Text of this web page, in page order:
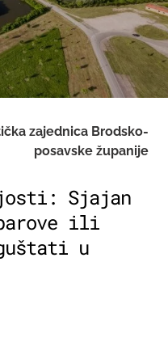
zajednica Brodsko-
posavske županije
Sjajan
ili
u